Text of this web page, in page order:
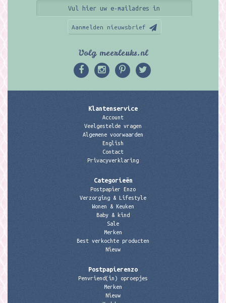
Aanmelden nieuwsbrief
Volg meerleuks.nl
Klantenservice
Account
Veelgestelde vragen
Algemene voorwaarden
English
Contact
Privacyverklaring
Categorieën
Postpapier Enzo
Verzorging & Lifestyle
Wonen & Keuken
Baby & kind
Sale
Merken
Best verkochte producten
Nieuw
Postpapierenzo
Penvriend(in) oproepjes
Merken
Nieuw